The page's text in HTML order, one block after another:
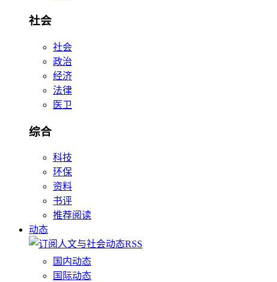
社会
社会
政治
经济
法律
医卫
综合
科技
环保
资料
书评
推荐阅读
动态
国内动态
国际动态